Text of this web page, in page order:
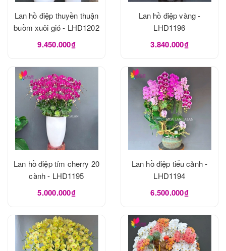
Lan hồ điệp thuyền thuận
buồm xuôi gió - LHD1202
9.450.000₫
Lan hồ điệp vàng -
LHD1196
3.840.000₫
Lan hồ điệp tím cherry 20
cành - LHD1195
5.000.000₫
Lan hồ điệp tiểu cảnh -
LHD1194
6.500.000₫